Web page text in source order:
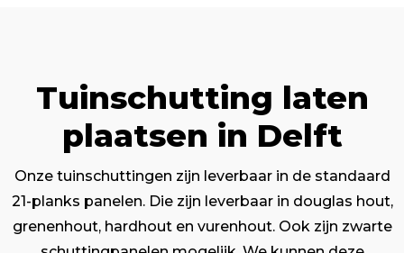
Tuinschutting laten
plaatsen in Delft
Onze tuinschuttingen zijn leverbaar in de standaard
21-planks panelen. Die zijn leverbaar in douglas hout,
grenenhout, hardhout en vurenhout. Ook zijn zwarte